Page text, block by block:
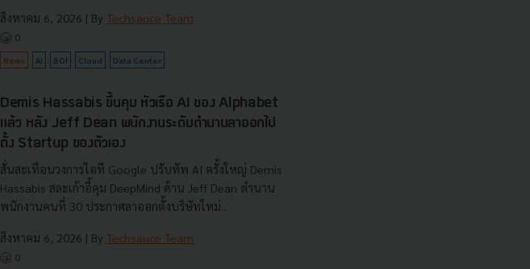
สิงหาคม 6, 2026 | By Techsauce Team
0
News AI BOI Cloud Data Center
Demis Hassabis ขึ้นคุม หัวเรือ AI ของ Alphabet
แล้ว หลัง Jeff Dean พนักงานระดับตำนานลาออกไป
ตั้ง Startup ของตัวเอง
สั่นสะเทือนวงการไอที Google ปรับทัพ AI ครั้งใหญ่ Demis
Hassabis สละเก้าอี้คุม DeepMind ด้าน Jeff Dean ตำนาน
พนักงานคนที่ 30 ประกาศลาออกตั้งบริษัทใหม่...
สิงหาคม 6, 2026 | By Techsauce Team
0